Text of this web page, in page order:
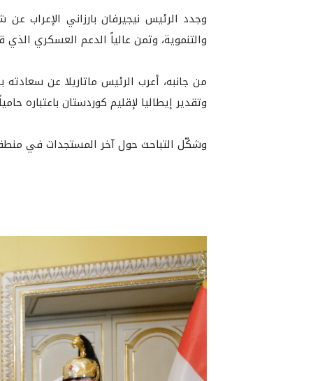
وجدد الرئيس نيجيرفان بارزاني الإعراب
والتنموية، وثمن عالياً الدعم العسكري الذي
من جانبه، أعرب الرئيس ماتاريلا عن سعادته
وتقدير إيطاليا لإقليم كوردستان باعتباره
وشكّل التباحث حول آخر المستجدات في